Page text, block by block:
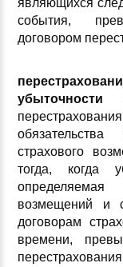
являющихся
события,
договором
убыточности -
страхового
тогда, когда
возмещений и
договорам
времени,